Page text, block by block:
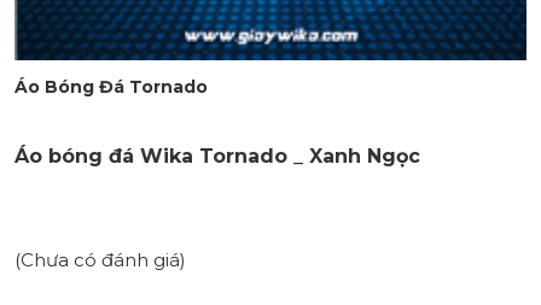
Áo Bóng Đá Tornado
Áo bóng đá Wika Tornado _ Xanh Ngọc
(Chưa có đánh giá)